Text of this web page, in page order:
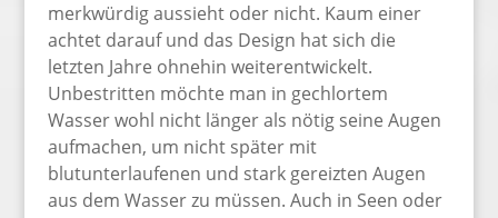
merkwürdig aussieht oder nicht. Kaum einer
achtet darauf und das Design hat sich die
letzten Jahre ohnehin weiterentwickelt.
Unbestritten möchte man in gechlortem
Wasser wohl nicht länger als nötig seine Augen
aufmachen, um nicht später mit
blutunterlaufenen und stark gereizten Augen
aus dem Wasser zu müssen. Auch in Seen oder